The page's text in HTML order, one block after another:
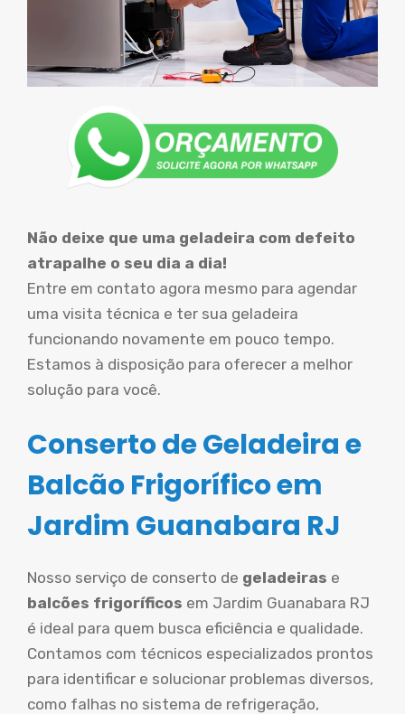
Não deixe que uma geladeira com defeito
atrapalhe o seu dia a dia!
Entre em contato agora mesmo para agendar
uma visita técnica e ter sua geladeira
funcionando novamente em pouco tempo.
Estamos à disposição para oferecer a melhor
solução para você.
Conserto de Geladeira e
Balcão Frigorífico em
Jardim Guanabara RJ
Nosso serviço de conserto de geladeiras e
balcões frigoríficos em Jardim Guanabara RJ
é ideal para quem busca eficiência e qualidade.
Contamos com técnicos especializados prontos
para identificar e solucionar problemas diversos,
como falhas no sistema de refrigeração,